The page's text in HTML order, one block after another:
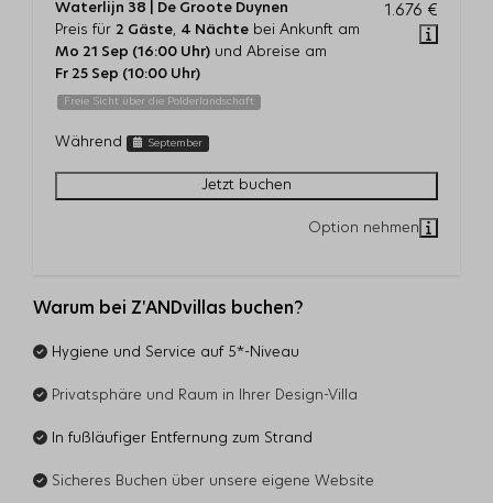
1.676 €
Waterlijn 38 | De Groote Duynen
Preis für 2 Gäste, 4 Nächte bei Ankunft am
Mo 21 Sep (16:00 Uhr) und Abreise am
Fr 25 Sep (10:00 Uhr)
Freie Sicht über die Polderlandschaft
Während September
Jetzt buchen
Warum bei Z'ANDvillas buchen?
Hygiene und Service auf 5*-Niveau
Privatsphäre und Raum in Ihrer Design-Villa
In fußläufiger Entfernung zum Strand
Sicheres Buchen über unsere eigene Website